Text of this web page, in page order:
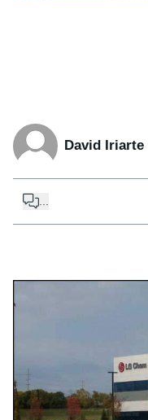
David Iriarte